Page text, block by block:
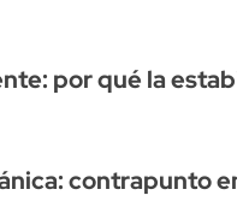
por qué la
contrapunto